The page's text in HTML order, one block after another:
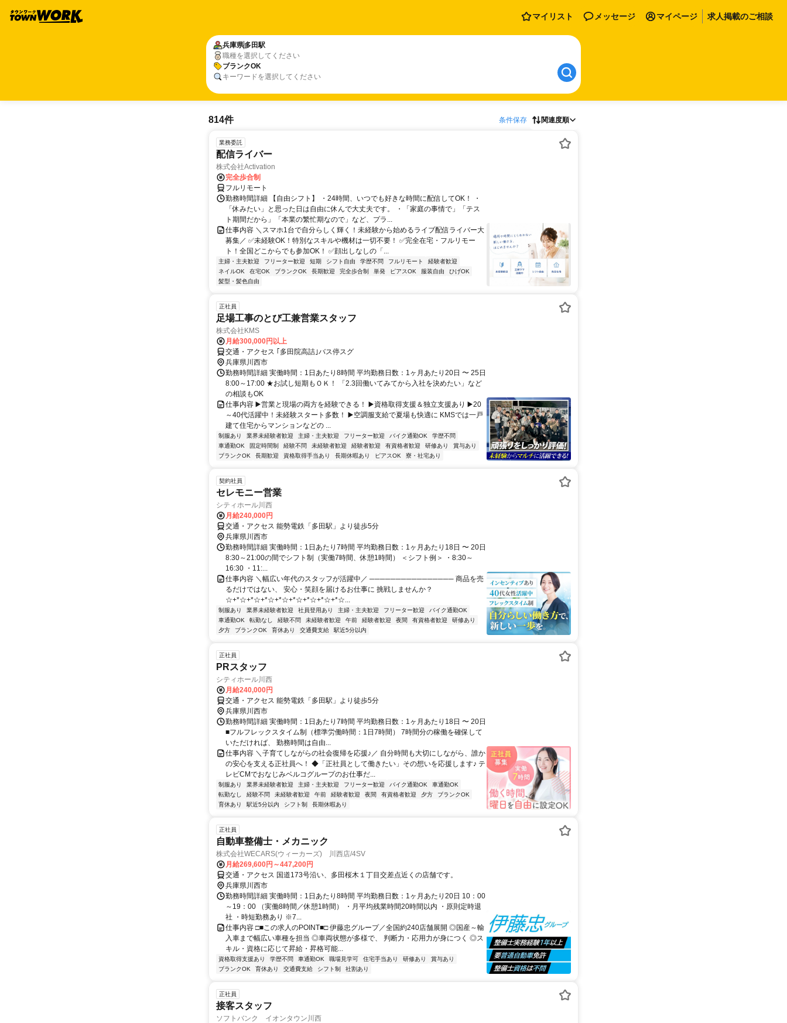
マイリスト メッセージ マイページ 求人掲載のご相談
兵庫県多田駅
職種を選択してください
ブランクOK
キーワードを選択してください
814件 条件保存 関連度順
業務委託
配信ライバー
株式会社Activation
完全歩合制
フルリモート
勤務時間詳細 【自由シフト】 ・24時間、いつでも好きな時間に配信してOK！ ・
「休みたい」と思った日は自由に休んで大丈夫です。 ・「家庭の事情で」「テス
ト期間だから」「本業の繁忙期なので」など、プラ...
仕事内容 ＼スマホ1台で自分らしく輝く！未経験から始めるライブ配信ライバー大
募集／ ✅未経験OK！特別なスキルや機材は一切不要！ ✅完全在宅・フルリモー
ト！全国どこからでも参加OK！ ✅顔出しなしの「...
主婦・主夫歓迎 フリーター歓迎 短期 シフト自由 学歴不問 フルリモート
経験者歓迎
ネイルOK
在宅OK ブランクOK 長期歓迎 完全歩合制 単発 ピアスOK 服装自由
ひげOK
髪型・髪色自由
正社員
足場工事のとび工兼営業スタッフ
株式会社KMS
月給300,000円以上
交通・アクセス ｢多田院高詰｣バス停スグ
兵庫県川西市
勤務時間詳細 実働時間：1日あたり8時間 平均勤務日数：1ヶ月あたり20日 〜 25日
8:00～17:00 ★お試し短期もＯＫ！ 「2.3回働いてみてから入社を決めたい」など
の相談もOK
仕事内容 ▶️営業と現場の両方を経験できる！ ▶️資格取得支援＆独立支援あり ▶️20
～40代活躍中！未経験スタート多数！ ▶️空調服支給で夏場も快適に KMSでは一戸
建て住宅からマンションなどの ...
制服あり 業界未経験者歓迎 主婦・主夫歓迎 フリーター歓迎 バイク通勤OK
学歴不問
車通勤OK
固定時間制 経験不問 未経験者歓迎 経験者歓迎 有資格者歓迎 研修あり
賞与あり
ブランクOK
長期歓迎 資格取得手当あり 長期休暇あり ピアスOK 寮・社宅あり
契約社員
セレモニー営業
シティホール川西
月給240,000円
交通・アクセス 能勢電鉄「多田駅」より徒歩5分
兵庫県川西市
勤務時間詳細 実働時間：1日あたり7時間 平均勤務日数：1ヶ月あたり18日 〜 20日
8:30～21:00の間でシフト制（実働7時間、休憩1時間） ＜シフト例＞ ・8:30～
16:30 ・11:...
仕事内容 ＼幅広い年代のスタッフが活躍中／ ──────────────── 商品を売
るだけではない、 安心・笑顔を届けるお仕事に 挑戦しませんか？
☆+*☆+*☆+*☆+*☆+*☆+*☆+*☆+*☆...
制服あり 業界未経験者歓迎 社員登用あり 主婦・主夫歓迎 フリーター歓迎
バイク通勤OK
車通勤OK
転勤なし 経験不問 未経験者歓迎 午前 経験者歓迎 夜間 有資格者歓迎
研修あり
夕方
ブランクOK 育休あり 交通費支給 駅近5分以内
正社員
PRスタッフ
シティホール川西
月給240,000円
交通・アクセス 能勢電鉄「多田駅」より徒歩5分
兵庫県川西市
勤務時間詳細 実働時間：1日あたり7時間 平均勤務日数：1ヶ月あたり18日 〜 20日
■フルフレックスタイム制（標準労働時間：1日7時間） 7時間分の稼働を確保して
いただければ、 勤務時間は自由...
仕事内容 ＼子育てしながらの社会復帰を応援♪／ 自分時間も大切にしながら、誰か
の安心を支える正社員へ！ ◆「正社員として働きたい」その想いを応援します♪ テ
レビCMでおなじみベルコグループのお仕事だ...
制服あり 業界未経験者歓迎 主婦・主夫歓迎 フリーター歓迎 バイク通勤OK
車通勤OK
転勤なし
経験不問 未経験者歓迎 午前 経験者歓迎 夜間 有資格者歓迎 夕方
ブランクOK
育休あり
駅近5分以内 シフト制 長期休暇あり
正社員
自動車整備士・メカニック
株式会社WECARS(ウィーカーズ) 川西店/4SV
月給269,600円～447,200円
交通・アクセス 国道173号沿い、多田桜木１丁目交差点近くの店舗です。
兵庫県川西市
勤務時間詳細 実働時間：1日あたり8時間 平均勤務日数：1ヶ月あたり20日 10：00
～19：00 （実働8時間／休憩1時間） ・月平均残業時間20時間以内 ・原則定時退
社 ・時短勤務あり ※7...
仕事内容 □■この求人のPOINT■□ 伊藤忠グループ／全国約240店舗展開 ◎国産～輸
入車まで幅広い車種を担当 ◎車両状態が多様で、 判断力・応用力が身につく ◎ス
キル・資格に応じて昇給・昇格可能...
資格取得支援あり 学歴不問 車通勤OK 職場見学可 住宅手当あり 研修あり
賞与あり
ブランクOK
育休あり 交通費支給 シフト制 社割あり
正社員
接客スタッフ
ソフトバンク イオンタウン川西